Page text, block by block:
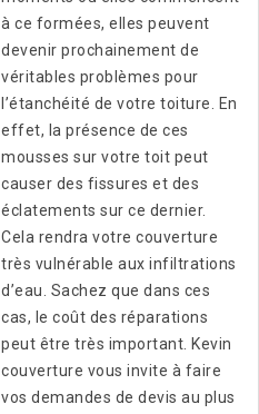
à ce formées, elles peuvent
devenir prochainement de
véritables problèmes pour
l’étanchéité de votre toiture. En
effet, la présence de ces
mousses sur votre toit peut
causer des fissures et des
éclatements sur ce dernier.
Cela rendra votre couverture
très vulnérable aux infiltrations
d’eau. Sachez que dans ces
cas, le coût des réparations
peut être très important. Kevin
couverture vous invite à faire
vos demandes de devis au plus